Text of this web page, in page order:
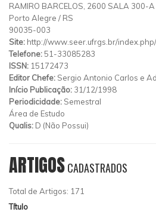
RAMIRO BARCELOS, 2600 SALA 300-A
Porto Alegre / RS
90035-003
Site: http://www.seer.ufrgs.br/
Telefone:51-33085283
ISSN: 15172473
Editor Chefe: Sergio Antonio Carlos e
Início Publicação: 31/12/1998
Periodicidade: Semestral
Área de Estudo
Qualis: D (Não Possui)
ARTIGOSCADASTRADOS
Total de Artigos: 171
Título